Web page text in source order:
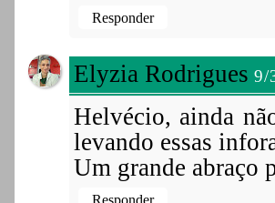
Responder
Elyzia Rodrigues 9/
Helvécio, ainda
levando essas
Um grande abraço
Responder